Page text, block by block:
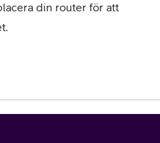
din router för att